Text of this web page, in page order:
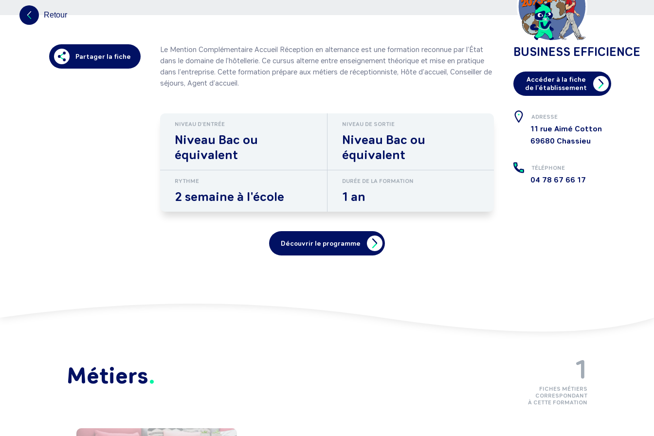
Retour
Partager la fiche
Le Mention Complémentaire Accueil Réception en alternance est une formation reconnue par l’État
dans le domaine de l’hôtellerie. Ce cursus alterne entre enseignement théorique et mise en pratique
dans l’entreprise. Cette formation prépare aux métiers de réceptionniste, Hôte d’accueil, Conseiller de
NIVEAU D'ENTRÉE
Niveau Bac ou
équivalent
NIVEAU DE SORTIE
Niveau Bac ou
équivalent
RYTHME
2 semaine à l'école
DURÉE DE LA FORMATION
1 an
Découvrir le programme
BUSINESS EFFICIENCE
Accéder à la fiche
de l'établissement
ADRESSE
11 rue Aimé Cotton
69680 Chassieu
TÉLÉPHONE
04 78 67 66 17
Métiers 1
FICHES MÉTIERS
CORRESPONDANT
À CETTE FORMATION